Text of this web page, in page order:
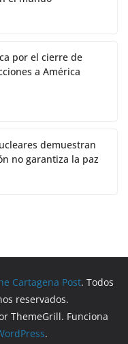
por el cierre de
a América
demuestran
no garantiza la paz
Cartagena Post. Todos
reservados.
ThemeGrill. Funciona
.